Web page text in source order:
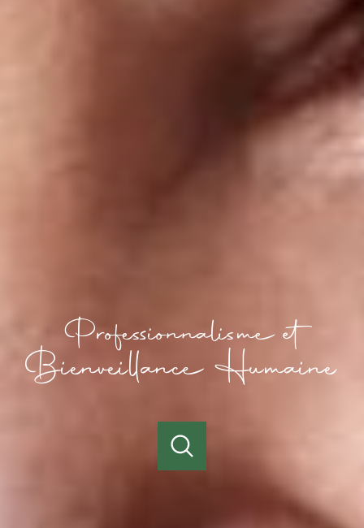
Professionnalisme et
Bienveillance Humaine